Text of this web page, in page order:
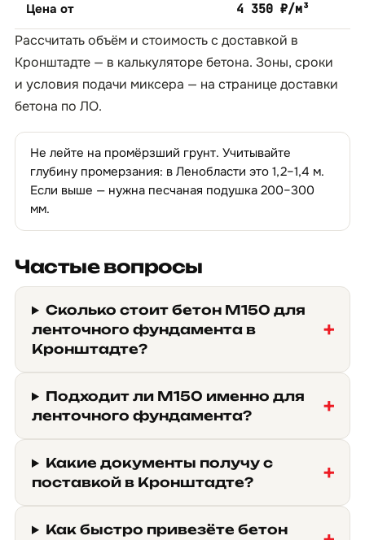
Цена от 4 350 ₽/м³
Рассчитать объём и стоимость с доставкой в
Кронштадте — в калькуляторе бетона. Зоны, сроки
и условия подачи миксера — на страницедоставки
бетона по ЛО.
Не лейте на промёрзший грунт. Учитывайте
глубину промерзания: в Ленобласти это 1,2–1,4 м.
Если выше — нужна песчаная подушка 200–300
мм.
Частые вопросы
Сколько стоит бетон М150 для
ленточного фундамента в
Кронштадте?
Подходит ли М150 именно для
ленточного фундамента?
Какие документы получу с
поставкой в Кронштадте?
Как быстро привезёте бетон